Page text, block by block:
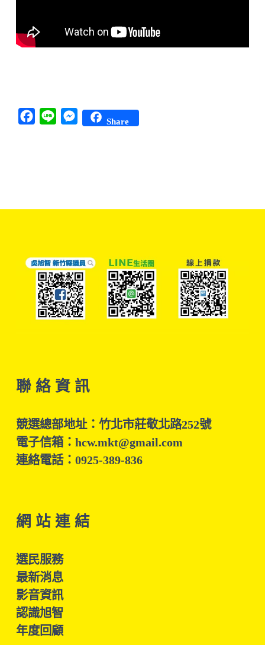
Facebook
Line Messenger
Share
聯 絡 資 訊
競選總部地址：竹北市莊敬北路252號
電子信箱：hcw.mkt@gmail.com
連絡電話：0925-389-836
網 站 連 結
選民服務
最新消息
影音資訊
認識旭智
年度回顧